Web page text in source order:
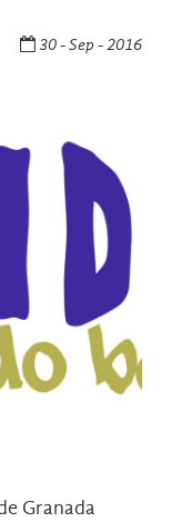
30 - Sep - 2016
Granada